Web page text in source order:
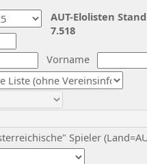
Vorname
Spieler
AUT-Elolisten
7.518